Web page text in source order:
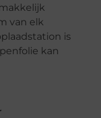
van elk
is
kan